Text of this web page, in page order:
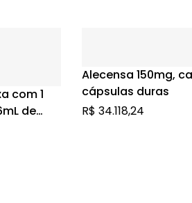
com 1
de
Alecensa 150mg,
cápsulas duras
R$ 34.118,24